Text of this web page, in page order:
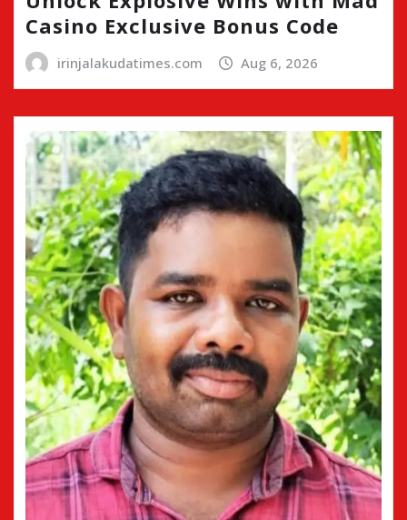
Casino Exclusive Bonus Code
irinjalakudatimes.com Aug 6, 2026